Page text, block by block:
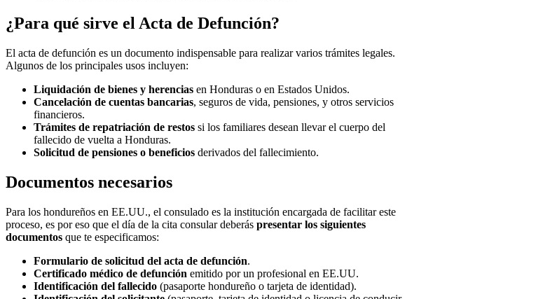
¿Para qué sirve el Acta de Defunción?
El acta de defunción es un documento indispensable para realizar varios trámites legales.
Algunos de los principales usos incluyen:
Liquidación de bienes y herencias en Honduras o en Estados Unidos.
Cancelación de cuentas bancarias, seguros de vida, pensiones, y otros servicios
financieros.
Trámites de repatriación de restos si los familiares desean llevar el cuerpo del
fallecido de vuelta a Honduras.
Solicitud de pensiones o beneficios derivados del fallecimiento.
Documentos necesarios
Para los hondureños en EE.UU., el consulado es la institución encargada de facilitar este
proceso, es por eso que el día de la cita consular deberás presentar los siguientes
documentos que te especificamos:
Formulario de solicitud del acta de defunción.
Certificado médico de defunción emitido por un profesional en EE.UU.
Identificación del fallecido (pasaporte hondureño o tarjeta de identidad).